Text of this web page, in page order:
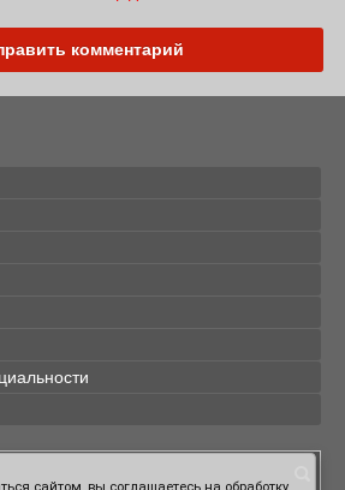
комментарий